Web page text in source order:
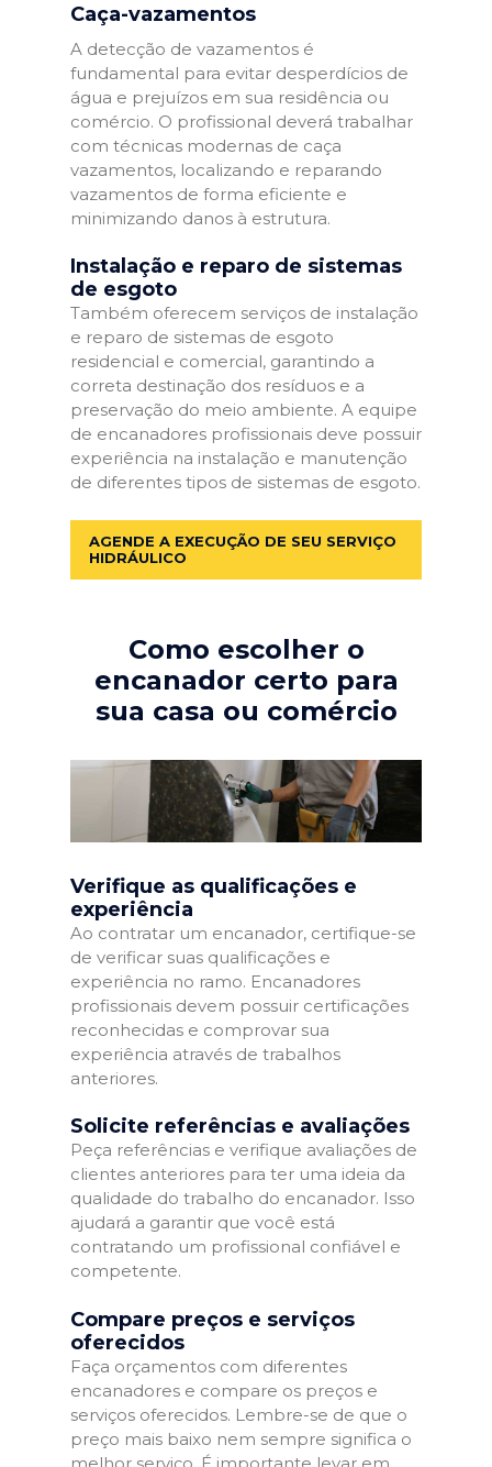
Caça-vazamentos
A detecção de vazamentos é
fundamental para evitar desperdícios de
água e prejuízos em sua residência ou
comércio. O profissional deverá trabalhar
com técnicas modernas de caça
vazamentos, localizando e reparando
vazamentos de forma eficiente e
minimizando danos à estrutura.
Instalação e reparo de sistemas
de esgoto
Também oferecem serviços de instalação
e reparo de sistemas de esgoto
residencial e comercial, garantindo a
correta destinação dos resíduos e a
preservação do meio ambiente. A equipe
de encanadores profissionais deve possuir
experiência na instalação e manutenção
de diferentes tipos de sistemas de esgoto.
AGENDE A EXECUÇÃO DE SEU SERVIÇO
HIDRÁULICO
Como escolher o
encanador certo para
sua casa ou comércio
Verifique as qualificações e
experiência
Ao contratar um encanador, certifique-se
de verificar suas qualificações e
experiência no ramo. Encanadores
profissionais devem possuir certificações
reconhecidas e comprovar sua
experiência através de trabalhos
anteriores.
Solicite referências e avaliações
Peça referências e verifique avaliações de
clientes anteriores para ter uma ideia da
qualidade do trabalho do encanador. Isso
ajudará a garantir que você está
contratando um profissional confiável e
competente.
Compare preços e serviços
oferecidos
Faça orçamentos com diferentes
encanadores e compare os preços e
serviços oferecidos. Lembre-se de que o
preço mais baixo nem sempre significa o
melhor serviço. É importante levar em